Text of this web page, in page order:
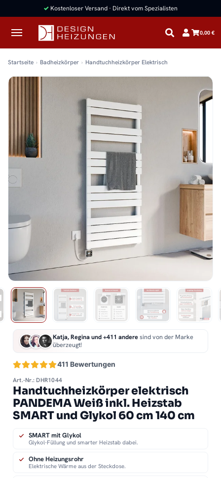
✓ Kostenloser Versand · Direkt vom Spezialisten
0,00 €
Startseite Badheizkörper Handtuchheizkörper Elektrisch
411 Bewertungen
Katja, Regina und +411 anderesind von der Marke
überzeugt!
Art.-Nr.: DHR1044
Handtuchheizkörper elektrisch
PANDEMA Weiß inkl. Heizstab
SMART und Glykol 60 cm 140 cm
SMART mit Glykol
Glykol-Füllung und smarter Heizstab dabei.
Ohne Heizungsrohr
Elektrische Wärme aus der Steckdose.